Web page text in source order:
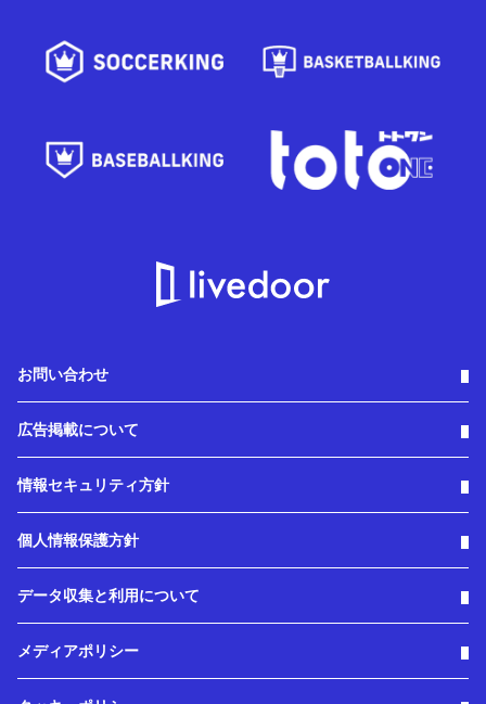
お問い合わせ
広告掲載について
情報セキュリティ方針
個人情報保護方針
データ収集と利用について
メディアポリシー